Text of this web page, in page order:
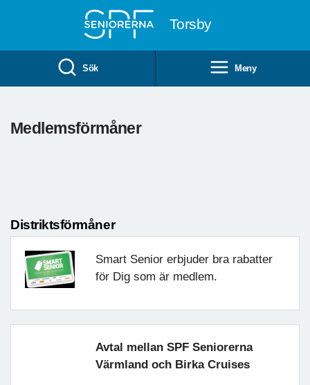
Torsby
Sök Meny
Medlemsförmåner
Distriktsförmåner
Smart Senior erbjuder bra rabatter
för Dig som är medlem.
Avtal mellan SPF Seniorerna
Värmland och Birka Cruises